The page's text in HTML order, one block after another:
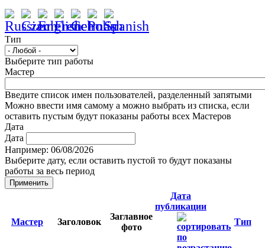
Тип
Выберите тип работы
Мастер
Введите список имен пользователей, разделенный запятыми
Можно ввести имя самому а можно выбрать из списка, если
оставить пустым будут показаны работы всех Мастеров
Дата
Дата
Например: 06/08/2026
Выберите дату, если оставить пустой то будут показаны
работы за весь период
Мастер Заголовок
Заглавное
фото
Дата
публикации
Тип